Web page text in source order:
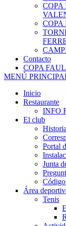
COPA
Contacto
COPA
MENÚ
Inicio
Restaurante
INFO
El club
Historia
Portal
Junta
Área
Tenis